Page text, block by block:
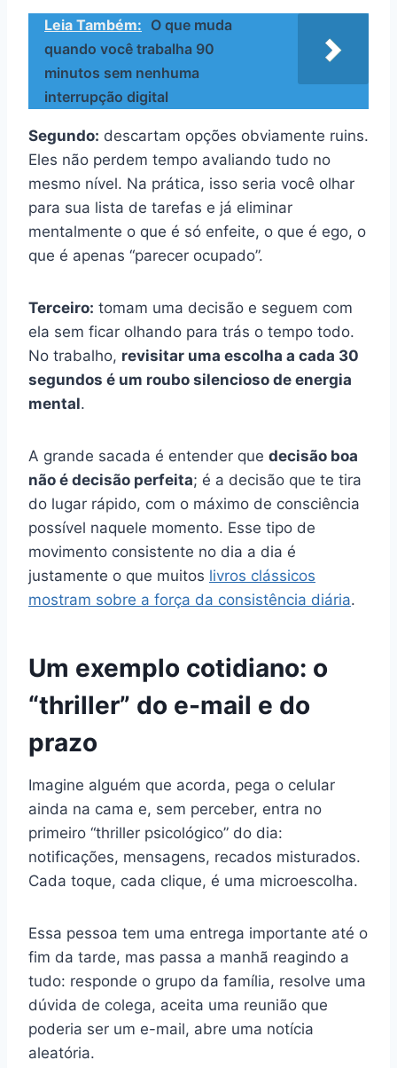
Leia Também: O que muda
quando você trabalha 90
minutos sem nenhuma
interrupção digital
Segundo: descartam opções obviamente ruins.
Eles não perdem tempo avaliando tudo no
mesmo nível. Na prática, isso seria você olhar
para sua lista de tarefas e já eliminar
mentalmente o que é só enfeite, o que é ego, o
que é apenas “parecer ocupado”.
Terceiro: tomam uma decisão e seguem com
ela sem ficar olhando para trás o tempo todo.
No trabalho, revisitar uma escolha a cada 30
segundos é um roubo silencioso de energia
mental.
A grande sacada é entender que decisão boa
não é decisão perfeita; é a decisão que te tira
do lugar rápido, com o máximo de consciência
possível naquele momento. Esse tipo de
movimento consistente no dia a dia é
justamente o que muitos livros clássicos
mostram sobre a força da consistência diária.
Um exemplo cotidiano: o
“thriller” do e-mail e do
prazo
Imagine alguém que acorda, pega o celular
ainda na cama e, sem perceber, entra no
primeiro “thriller psicológico” do dia:
notificações, mensagens, recados misturados.
Cada toque, cada clique, é uma microescolha.
Essa pessoa tem uma entrega importante até o
fim da tarde, mas passa a manhã reagindo a
tudo: responde o grupo da família, resolve uma
dúvida de colega, aceita uma reunião que
poderia ser um e-mail, abre uma notícia
aleatória.